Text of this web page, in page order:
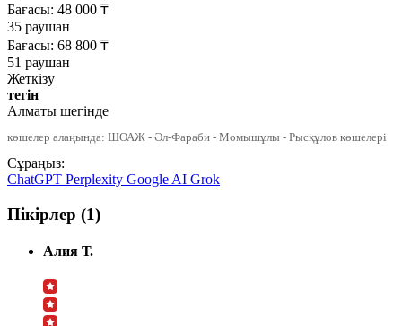
Бағасы: 48 000 ₸
35 раушан
Бағасы: 68 800 ₸
51 раушан
Жеткізу
тегін
Алматы шегінде
көшелер алаңында: ШОАЖ - Әл-Фараби - Момышұлы - Рысқұлов көшелері
Сұраңыз:
ChatGPT Perplexity Google AI Grok
Пікірлер (1)
Алия Т.